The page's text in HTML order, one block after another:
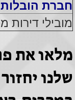
חברת הובלות
מובילי דירות
מלאו את
שלנו